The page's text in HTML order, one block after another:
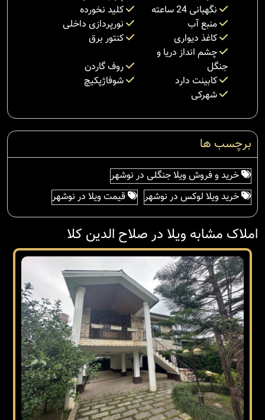
نگهبانی 24 ساعته
کلید نخورده
منبع آب
نورپردازی داخلی
کاغذ دیواری
کنتور برق
چشم انداز دریا و
جنگل
روف گاردن
کابینت دارد
شوفاژپکیچ
شهرکی
برچسب ها
خرید و فروش ویلا جنگلی در نوشهر
خرید ویلا لوکس در نوشهر
قیمت ویلا در نوشهر
املاک مشابه ویلا در صلاح الدین کلا